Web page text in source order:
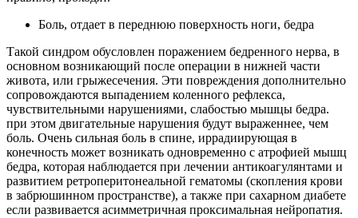
Боль, отдает в переднюю поверхность ноги, бедра
Такой синдром обусловлен поражением бедренного нерва, в
основном возникающий после операции в нижней части
живота, или грыжесечения. Эти повреждения дополнительно
сопровождаются выпадением коленного рефлекса,
чувствительными нарушениями, слабостью мышцы бедра.
при этом двигательные нарушения будут выраженнее, чем
боль. Очень сильная боль в спине, иррадиирующая в
конечность может возникать одновременно с атрофией мышц
бедра, которая наблюдается при лечении антикоагулянтами и
развитием ретроперитонеальной гематомы (скопления крови
в забрюшинном пространстве), а также при сахарном диабете
если развивается асимметричная проксимальная нейропатия.